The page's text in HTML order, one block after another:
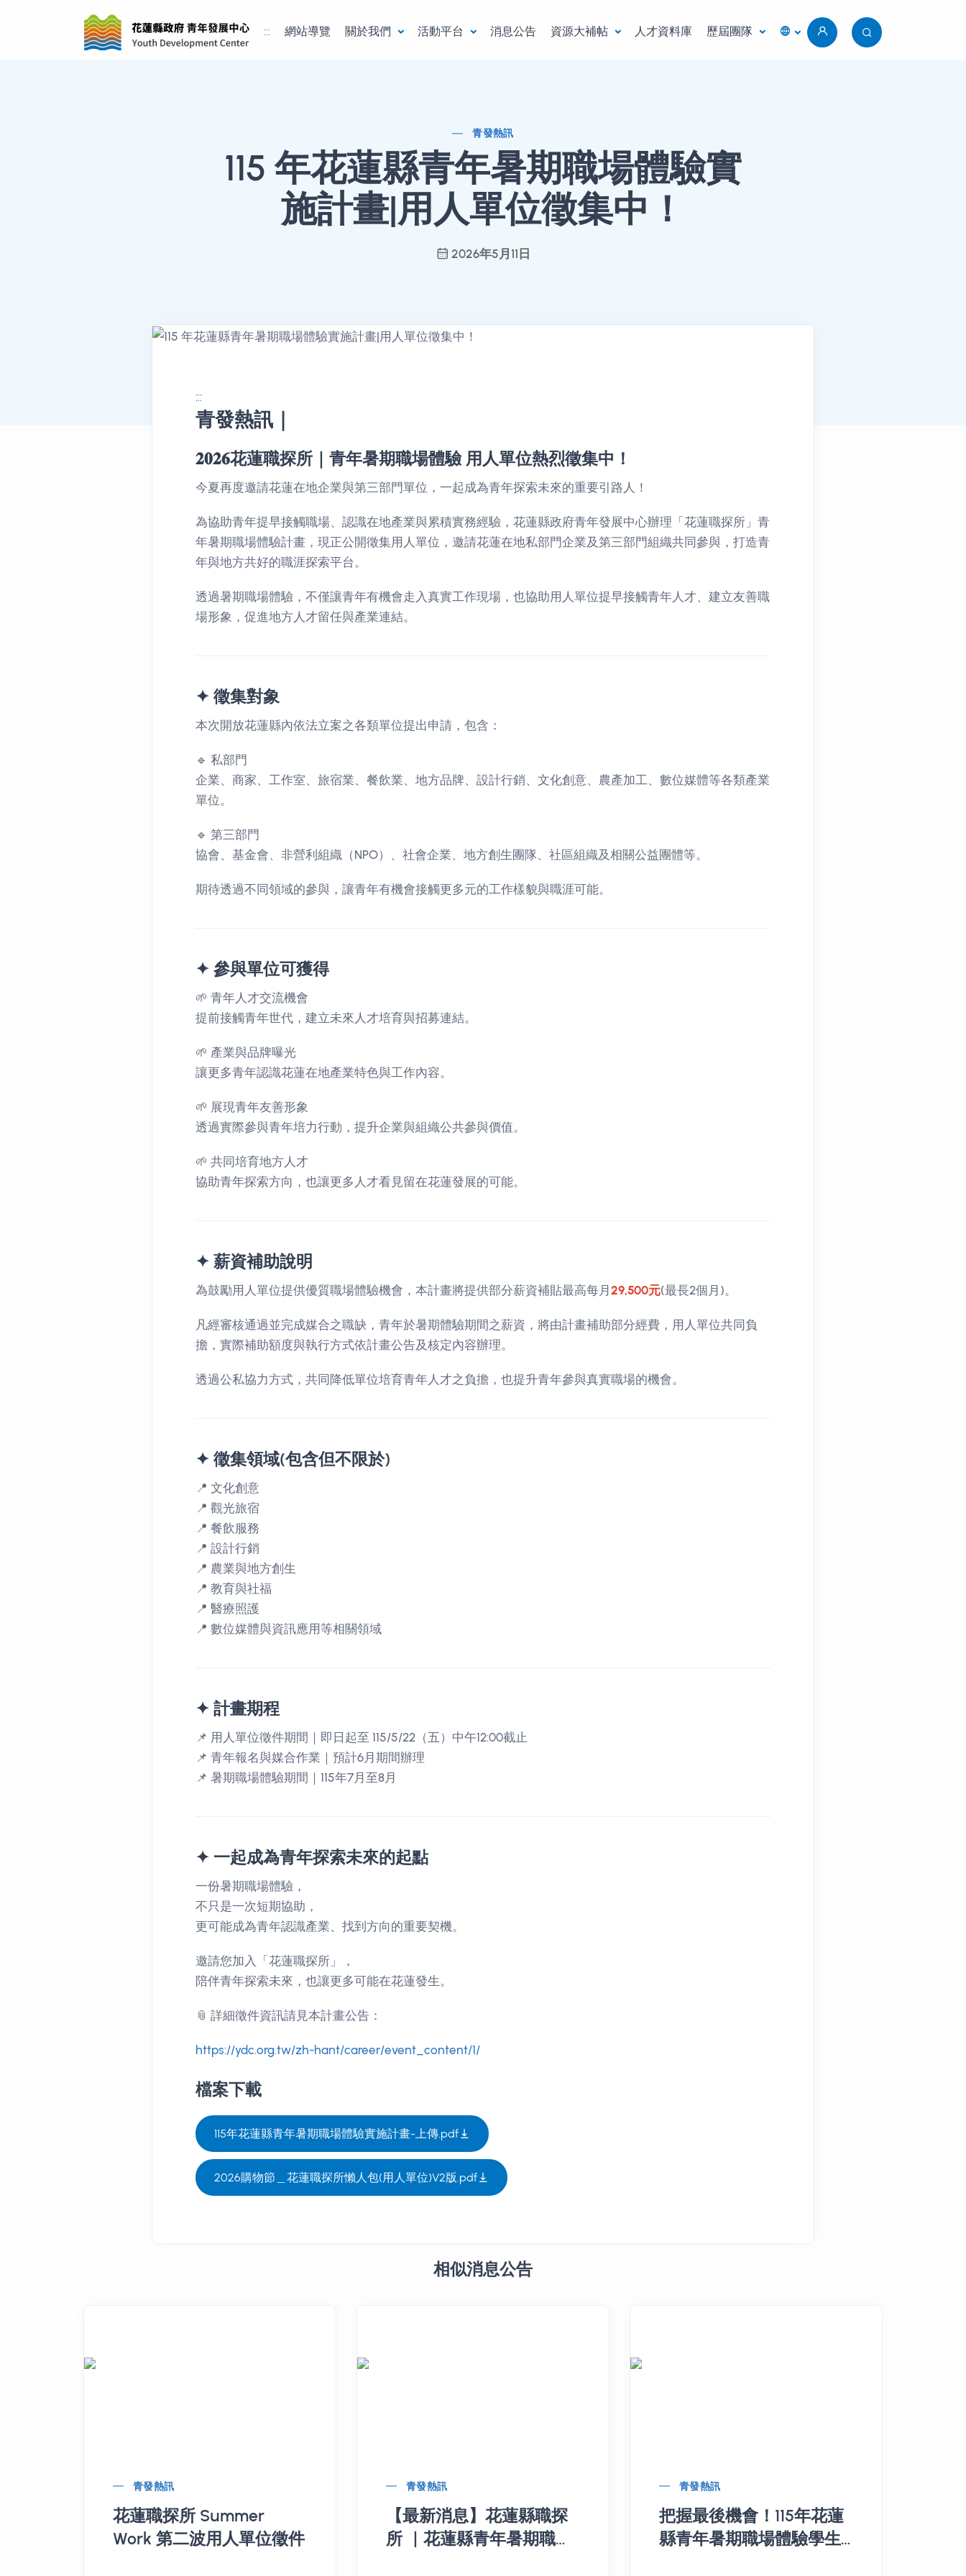
::: 網站導覽 關於我們 活動平台 消息公告 資源大補帖 人才資料庫 歷屆團隊
青發熱訊
115 年花蓮縣青年暑期職場體驗實
施計畫|用人單位徵集中！
2026年5月11日
:::
青發熱訊｜
消息公告詳情
𝟐𝟎𝟐𝟔花蓮職探所｜青年暑期職場體驗 用人單位熱烈徵集中！
今夏再度邀請花蓮在地企業與第三部門單位，一起成為青年探索未來的重要引路人！
為協助青年提早接觸職場、認識在地產業與累積實務經驗，花蓮縣政府青年發展中心辦理「花蓮職探所」青
年暑期職場體驗計畫，現正公開徵集用人單位，邀請花蓮在地私部門企業及第三部門組織共同參與，打造青
年與地方共好的職涯探索平台。
透過暑期職場體驗，不僅讓青年有機會走入真實工作現場，也協助用人單位提早接觸青年人才、建立友善職
場形象，促進地方人才留任與產業連結。
✦ 徵集對象
本次開放花蓮縣內依法立案之各類單位提出申請，包含：
🔹 私部門
企業、商家、工作室、旅宿業、餐飲業、地方品牌、設計行銷、文化創意、農產加工、數位媒體等各類產業
單位。
🔹 第三部門
協會、基金會、非營利組織（NPO）、社會企業、地方創生團隊、社區組織及相關公益團體等。
期待透過不同領域的參與，讓青年有機會接觸更多元的工作樣貌與職涯可能。
✦ 參與單位可獲得
🌱 青年人才交流機會
提前接觸青年世代，建立未來人才培育與招募連結。
🌱 產業與品牌曝光
讓更多青年認識花蓮在地產業特色與工作內容。
🌱 展現青年友善形象
透過實際參與青年培力行動，提升企業與組織公共參與價值。
🌱 共同培育地方人才
協助青年探索方向，也讓更多人才看見留在花蓮發展的可能。
✦ 薪資補助說明
為鼓勵用人單位提供優質職場體驗機會，本計畫將提供部分薪資補貼最高每月29,500元(最長2個月)。
凡經審核通過並完成媒合之職缺，青年於暑期體驗期間之薪資，將由計畫補助部分經費，用人單位共同負
擔，實際補助額度與執行方式依計畫公告及核定內容辦理。
透過公私協力方式，共同降低單位培育青年人才之負擔，也提升青年參與真實職場的機會。
✦ 徵集領域(包含但不限於)
📍 文化創意
📍 觀光旅宿
📍 餐飲服務
📍 設計行銷
📍 農業與地方創生
📍 教育與社福
📍 醫療照護
📍 數位媒體與資訊應用等相關領域
✦ 計畫期程
📌 用人單位徵件期間｜即日起至 115/5/22（五）中午12:00截止
📌 青年報名與媒合作業｜預計6月期間辦理
📌 暑期職場體驗期間｜115年7月至8月
✦ 一起成為青年探索未來的起點
一份暑期職場體驗，
不只是一次短期協助，
更可能成為青年認識產業、找到方向的重要契機。
邀請您加入「花蓮職探所」，
陪伴青年探索未來，也讓更多可能在花蓮發生。
📎 詳細徵件資訊請見本計畫公告：
https://ydc.org.tw/zh-hant/career/event_content/1/
檔案下載
115年花蓮縣青年暑期職場體驗實施計畫-上傳.pdf
2026購物節＿花蓮職探所懶人包(用人單位)V2版.pdf
相似消息公告
青發熱訊
花蓮職探所 Summer
Work 第二波用人單位徵件
青發熱訊
【最新消息】花蓮縣職探
所 ｜花蓮縣青年暑期職場
青發熱訊
把握最後機會！115年花蓮
縣青年暑期職場體驗學生